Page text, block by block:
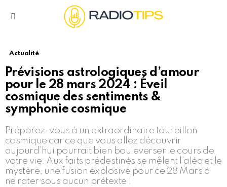
Actualité
Prévisions astrologiques d’amour
pour le 28 mars 2024 : Éveil
cosmique des sentiments &
symphonie cosmique
Préparez-vous à un extraordinaire tourbillon
cosmique car ce que vous allez découvrir
aujourd’hui pourrait bien bouleverser le cours de
votre vie. Aux faits prédestinés se mêlent l’aléa et le
mystère, une fusion explosive pour ce 28 Mars à
ne rater sous aucun prétexte !